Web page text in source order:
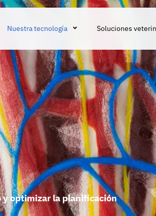
Nuestra tecnología Soluciones
optimizar la planificación